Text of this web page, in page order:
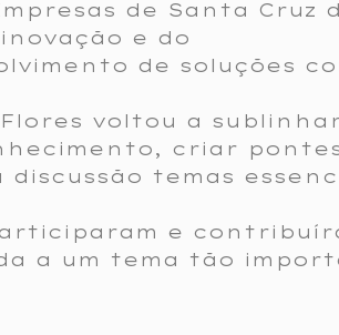
de Santa Cruz
e do
de soluções
voltou a
criar
temas
e
a um tema tão